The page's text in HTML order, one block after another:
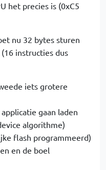
het precies is (0xC5
nu 32 bytes sturen
instructies dus
iets grotere
gaan laden
algorithme)
flash programmeerd)
en de boel